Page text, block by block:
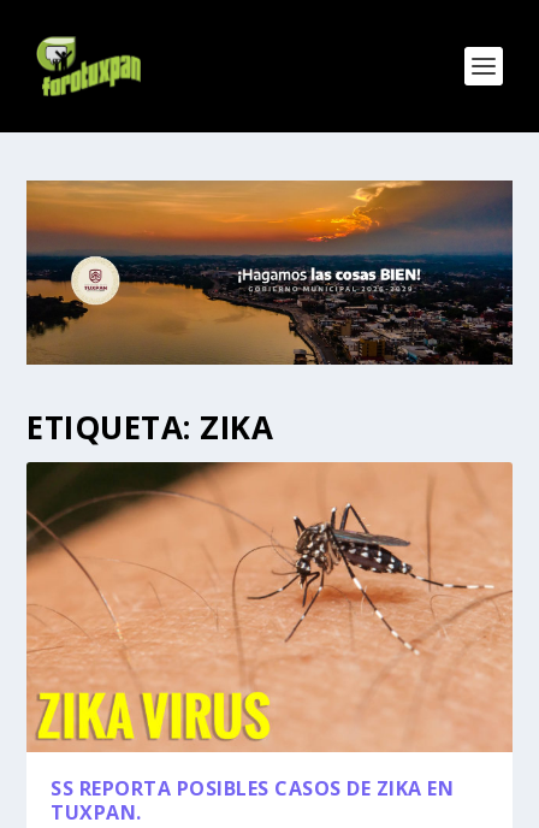
ETIQUETA: ZIKA
SS REPORTA POSIBLES CASOS DE ZIKA EN
TUXPAN.